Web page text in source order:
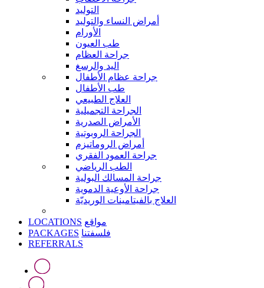
التوليد
أمراض النساء والتوليد
الأورام
طب العيون
جراحة العظام
اليد والرسغ
جراحة عظام الأطفال
طب الأطفال
العلاج الطبيعي
الجراحة التجميلية
الأمراض الصدرية
الجراحة الروبوتية
أمراض الروماتيزم
جراحة العمود الفقري
الطب الرياضي
جراحة المسالك البولية
جراحة الأوعية الدموية
العلاج بالفيتامينات الوريديّة
LOCATIONS مواقع
PACKAGES فلسفتنا
REFERRALS